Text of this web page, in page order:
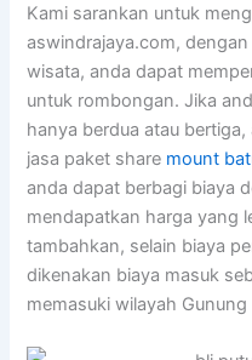
Kami sarankan untuk
aswindrajaya.com,
wisata, anda dapat
untuk rombongan. Jika
hanya berdua atau
jasa paket share mount
anda dapat berbagi biaya
mendapatkan harga yang
tambahkan, selain biaya
dikenakan biaya masuk
memasuki wilayah Gunung